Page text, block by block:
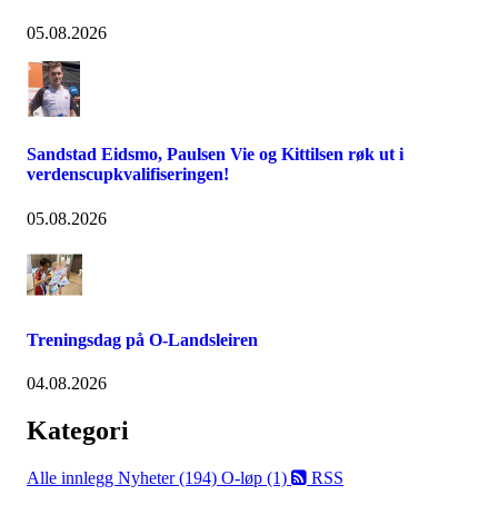
05.08.2026
Sandstad Eidsmo, Paulsen Vie og Kittilsen røk ut i
verdenscupkvalifiseringen!
05.08.2026
Treningsdag på O-Landsleiren
04.08.2026
Kategori
Alle innlegg Nyheter (194) O-løp (1) RSS